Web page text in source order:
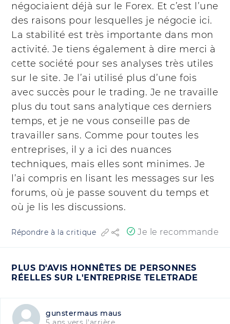
négociaient déjà sur le Forex. Et c’est l’une
des raisons pour lesquelles je négocie ici.
La stabilité est très importante dans mon
activité. Je tiens également à dire merci à
cette société pour ses analyses très utiles
sur le site. Je l’ai utilisé plus d’une fois
avec succès pour le trading. Je ne travaille
plus du tout sans analytique ces derniers
temps, et je ne vous conseille pas de
travailler sans. Comme pour toutes les
entreprises, il y a ici des nuances
techniques, mais elles sont minimes. Je
l’ai compris en lisant les messages sur les
forums, où je passe souvent du temps et
où je lis les discussions.
Répondre à la critique Je le recommande
PLUS D'AVIS HONNÊTES DE PERSONNES
RÉELLES SUR L'ENTREPRISE TELETRADE
gunstermaus maus